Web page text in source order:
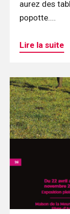
aurez des
popotte....
Lire la suite
Continuer
la
lecture
Regards
croisés
la